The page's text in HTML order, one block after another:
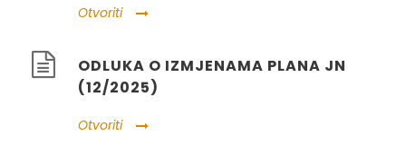
Otvoriti
ODLUKA O IZMJENAMA PLANA JN
(12/2025)
Otvoriti